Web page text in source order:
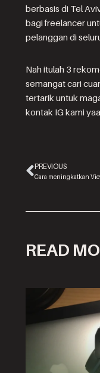
berbasis di Tel
bagi freelancer
pelanggan di
Nah itulah 3
semangat cari
tertarik untuk
kontak IG kami
PREVIOUS
READ